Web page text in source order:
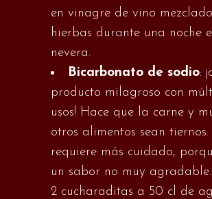
en vinagre de vino
hierbas durante una noche
nevera.
Bicarbonato de sodio:
producto milagroso con
usos! Hace que la carne y
otros alimentos sean tiernos.
requiere más cuidado,
un sabor no muy
2 cucharaditas a 50 cl de